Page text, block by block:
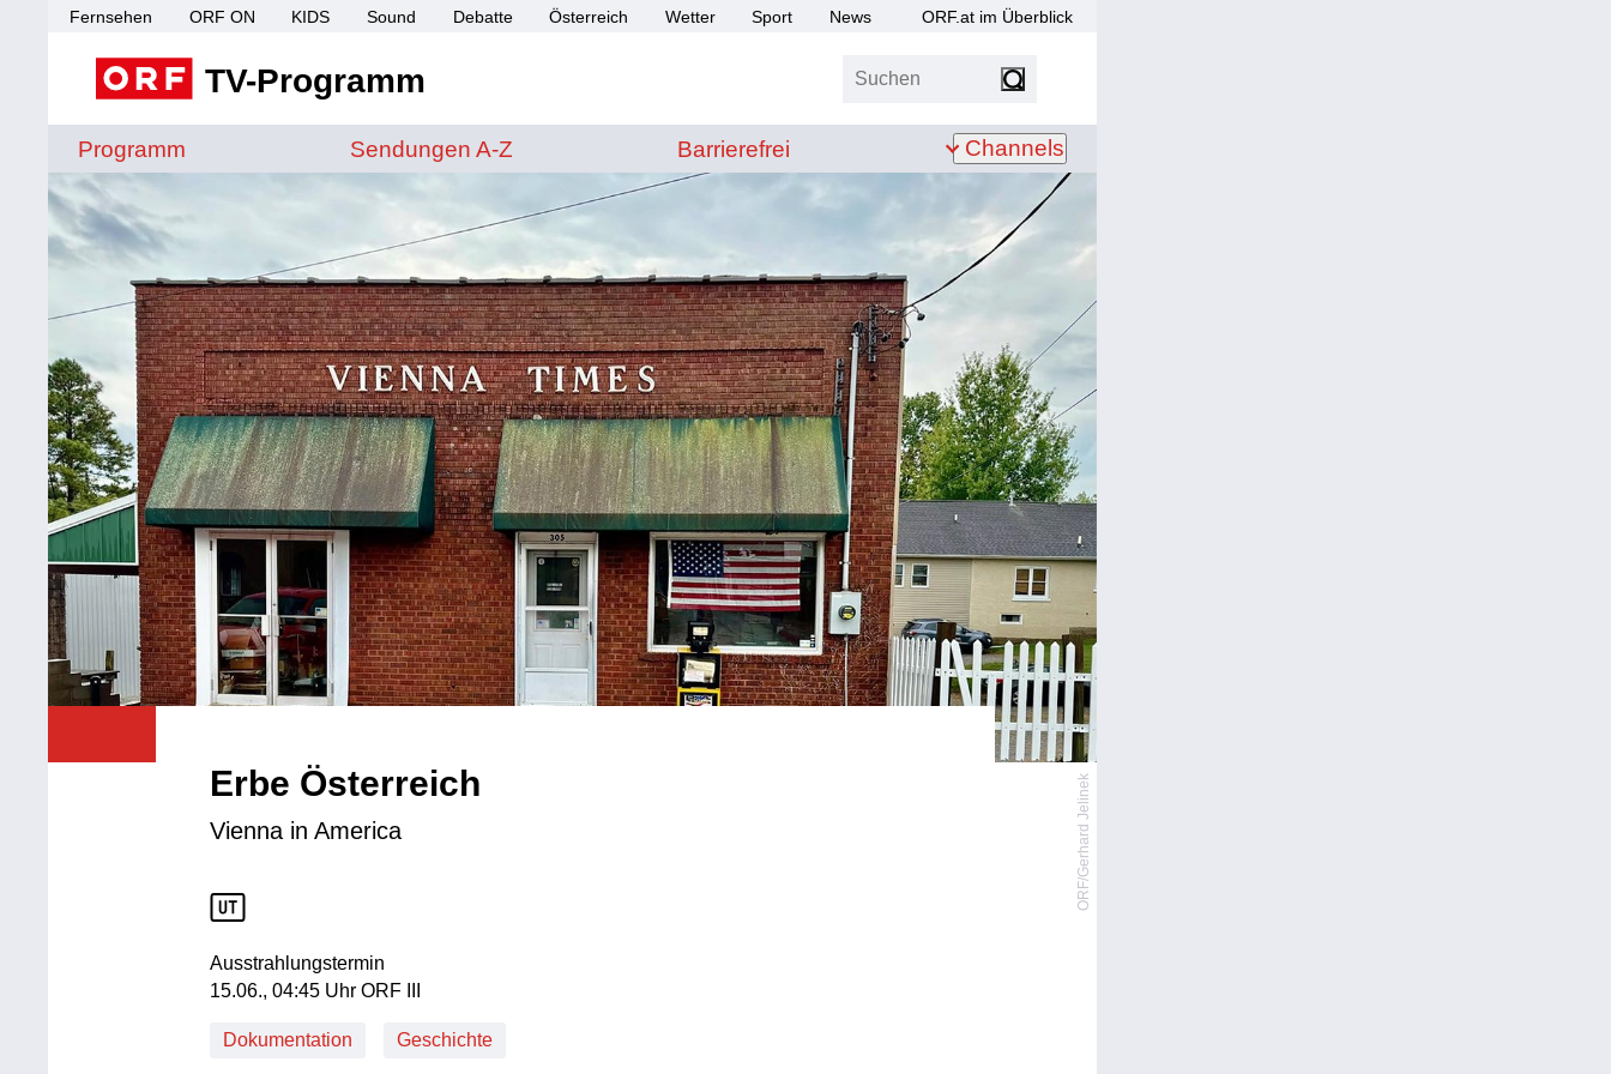
Fernsehen ORF ON KIDS Sound Debatte Österreich Wetter Sport News ORF.at im Überblick
TV-Programm Suchen
Programm Sendungen von A bis Z
Sendungen A-Z Barrierefrei
Barrierefrei Channels
ORF/Gerhard Jelinek
Erbe Österreich
Vienna in America
Ausstrahlungstermin
15. Juni, 04:45 Uhr in ORF III
15.06., 04:45 Uhr ORF III
Dokumentation Geschichte